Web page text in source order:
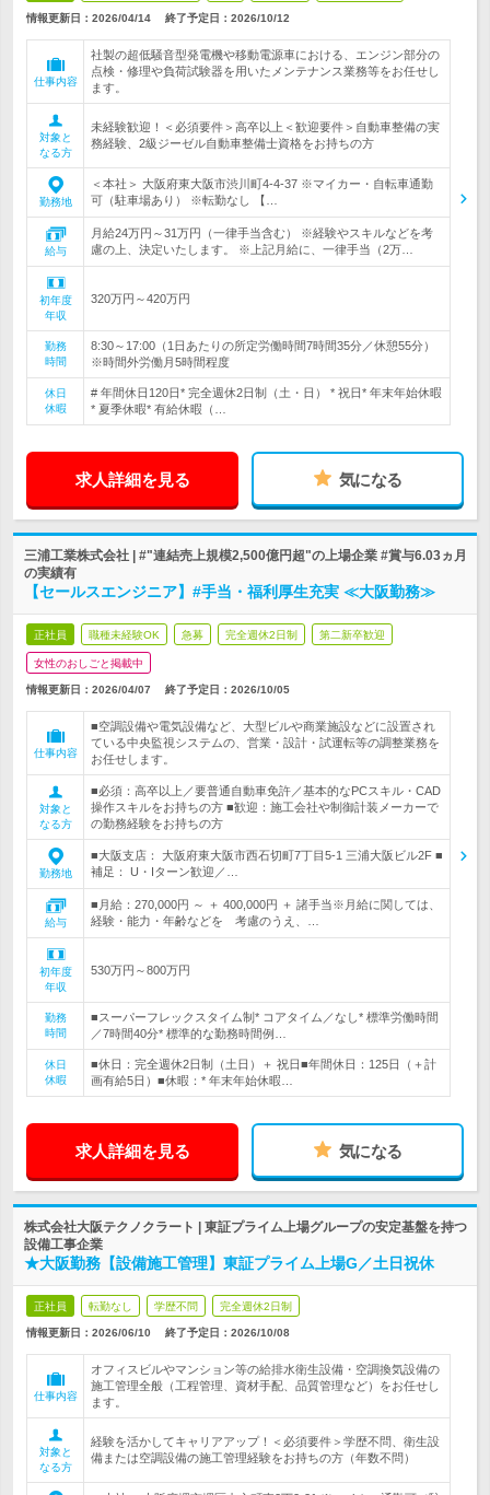
情報更新日：2026/04/14 終了予定日： 2026/10/12
仕事内容
社製の超低騒音型発電機や移動電源車における、エンジン部分の
点検・修理や負荷試験器を用いたメンテナンス業務等をお任せし
ます。
対象と
なる方
未経験歓迎！＜必須要件＞高卒以上＜歓迎要件＞自動車整備の実
務経験、2級ジーゼル自動車整備士資格をお持ちの方
勤務地
＜本社＞ 大阪府東大阪市渋川町4-4-37 ※マイカー・自転車通勤
可（駐車場あり） ※転勤なし 【…
給与
月給24万円～31万円（一律手当含む） ※経験やスキルなどを考
慮の上、決定いたします。 ※上記月給に、一律手当（2万…
初年度
年収
320万円～420万円
勤務
時間
8:30～17:00（1日あたりの所定労働時間7時間35分／休憩55分）
※時間外労働月5時間程度
休日
休暇
# 年間休日120日* 完全週休2日制（土・日） * 祝日* 年末年始休暇
* 夏季休暇* 有給休暇（…
求人詳細を見る 気になる
三浦工業株式会社 | #"連結売上規模2,500億円超"の上場企業 #賞与6.03ヵ月
の実績有
【セールスエンジニア】#手当・福利厚生充実 ≪大阪勤務≫
正社員 職種未経験OK 急募 完全週休2日制 第二新卒歓迎
女性のおしごと掲載中
情報更新日：2026/04/07 終了予定日： 2026/10/05
仕事内容
■空調設備や電気設備など、大型ビルや商業施設などに設置され
ている中央監視システムの、営業・設計・試運転等の調整業務を
お任せします。
対象と
なる方
■必須：高卒以上／要普通自動車免許／基本的なPCスキル・CAD
操作スキルをお持ちの方 ■歓迎：施工会社や制御計装メーカーで
の勤務経験をお持ちの方
勤務地
■大阪支店： 大阪府東大阪市西石切町7丁目5-1 三浦大阪ビル2F ■
補足： U・Iターン歓迎／…
給与
■月給：270,000円 ～ ＋ 400,000円 ＋ 諸手当※月給に関しては、
経験・能力・年齢などを 考慮のうえ、…
初年度
年収
530万円～800万円
勤務
時間
■スーパーフレックスタイム制* コアタイム／なし* 標準労働時間
／7時間40分* 標準的な勤務時間例…
休日
休暇
■休日：完全週休2日制（土日）＋ 祝日■年間休日：125日（＋計
画有給5日）■休暇：* 年末年始休暇…
求人詳細を見る 気になる
株式会社大阪テクノクラート | 東証プライム上場グループの安定基盤を持つ
設備工事企業
★大阪勤務【設備施工管理】東証プライム上場G／土日祝休
正社員 転勤なし 学歴不問 完全週休2日制
情報更新日：2026/06/10 終了予定日： 2026/10/08
仕事内容
オフィスビルやマンション等の給排水衛生設備・空調換気設備の
施工管理全般（工程管理、資材手配、品質管理など）をお任せし
ます。
対象と
なる方
経験を活かしてキャリアアップ！＜必須要件＞学歴不問、衛生設
備または空調設備の施工管理経験をお持ちの方（年数不問）